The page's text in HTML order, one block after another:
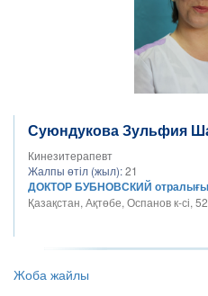
Суюндукова Зульфия
Кинезитерапевт
Жалпы өтіл (жыл):21
ДОКТОР БУБНОВСКИЙ отралығы
Қазақстан, Ақтөбе, Оспанов к-сі,
Жоба жайлы